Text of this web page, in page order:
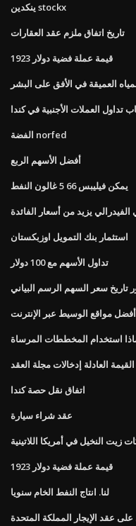
ينكدين stockx
تاريخ اتفاق ملزم عقد العقارات
قيمة عملة فضية دولار 1923
العميقة في الأفق على البشر
تداول العملات الأجنبية في كندا
الفضة norfed
أفضل الأسهم الربع
يمكن فيليبس 66 5 غالون النفط
الفيدرالي يزيد من أسعار الفائدة
استثمار بنك التمويل اوزبكستان
تداول الأسهم مع 100 دولار
تاريخ سعر السهم الرسم البياني
أفضل مواقع الوسيط عبر الإنترنت
استخدام المخططات المرساة
القيمة العادلة إدخالات مجلة العقد
اتفاق نقل حصة كندا
عقد شراء سيارة
زيت النخيل في أمريكا اللاتينية
قيمة عملة فضية دولار 1923
لنا. انتاج النفط الخام سنويا
على عقد الإيجار المملكة المتحدة